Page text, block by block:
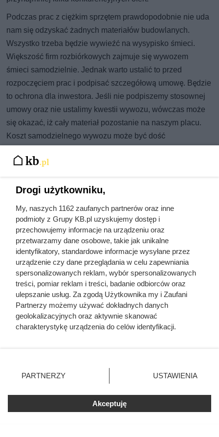
Podczas prac z ciężkim sprzętem prawdopodobnie nie uda
nam się odzyskać żadnych materiałów budowlanych.
Wszystko trzeba będzie wywieźć na wysypisko śmieci.
Większość firm rozbiórkowych zajmuje się wywozem
śmieci samodzielnie. Jednak warto ustalić to przed
rozpoczęciem prac i podpisać szczegółową umowę. Będzie
to ochrona dla inwestora. Jeśli nie podpiszemy stosownej
umowy oraz nie ustalimy kwestii wywozu, wówczas może
się okazać, iż cały materiał pozostanie na naszym placu.
Koszt samodzielnego wywozu może być dość
wysypiska. W niektórych wypadkach wywóz może
Drogi użytkowniku,
My, naszych 1162 zaufanych partnerów oraz inne
podmioty z Grupy KB.pl uzyskujemy dostęp i
przechowujemy informacje na urządzeniu oraz
przetwarzamy dane osobowe, takie jak unikalne
identyfikatory, standardowe informacje wysyłane przez
urządzenie czy dane przeglądania w celu zapewniania
spersonalizowanych reklam, wybór spersonalizowanych
treści, pomiar reklam i treści, badanie odbiorców oraz
ulepszanie usług. Za zgodą Użytkownika my i Zaufani
Partnerzy możemy używać dokładnych danych
geolokalizacyjnych oraz aktywnie skanować
charakterystykę urządzenia do celów identyfikacji.
zmienić/wycofać klikając przycisk ustawień prywatności
znajdujący się w lewym dolnym rogu strony. Niektóre
użytkownika, ale masz prawo sprzeciwić się takiemu
przetwarzaniu. Preferencje będą miały zastosowania tylko
PARTNERZY USTAWIENIA
Akceptuję